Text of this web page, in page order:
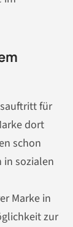
für
dort
schon
in sozialen
Marke in
zur